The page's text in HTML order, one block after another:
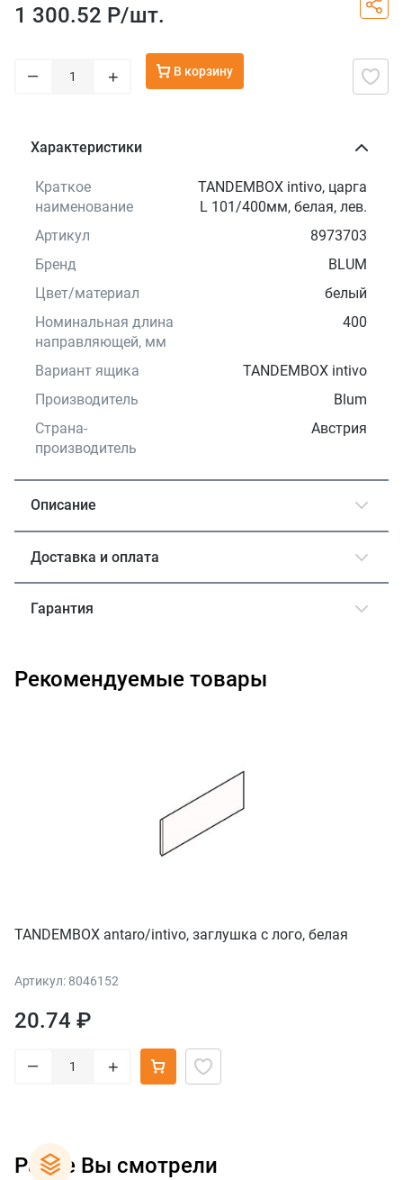
1 300.52 Р/шт.
– + В корзину
Характеристики
Краткое
наименование
TANDEMBOX intivo, царга
L 101/400мм, белая, лев.
Артикул
8973703
Бренд
BLUM
Цвет/материал
белый
Номинальная длина
направляющей, мм
400
Вариант ящика
TANDEMBOX intivo
Производитель
Blum
Страна-
производитель
Австрия
Описание
Доставка и оплата
Гарантия
Рекомендуемые товары
TANDEMBOX antaro/intivo, заглушка с лого, белая
Артикул: 8046152
20.74 ₽
– +
Ранее Вы смотрели